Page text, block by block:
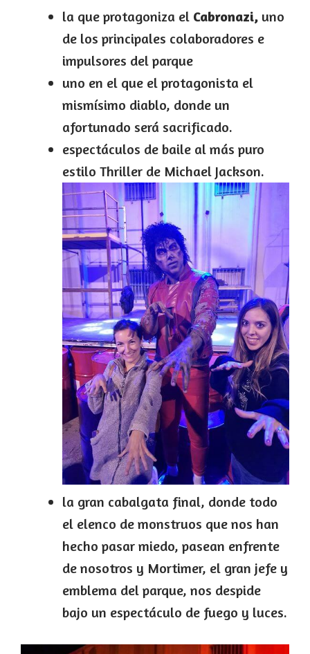
la que protagoniza el Cabronazi, uno
de los principales colaboradores e
impulsores del parque
uno en el que el protagonista el
mismísimo diablo, donde un
afortunado será sacrificado.
espectáculos de baile al más puro
estilo Thriller de Michael Jackson.
la gran cabalgata final, donde todo
el elenco de monstruos que nos han
hecho pasar miedo, pasean enfrente
de nosotros y Mortimer, el gran jefe y
emblema del parque, nos despide
bajo un espectáculo de fuego y luces.